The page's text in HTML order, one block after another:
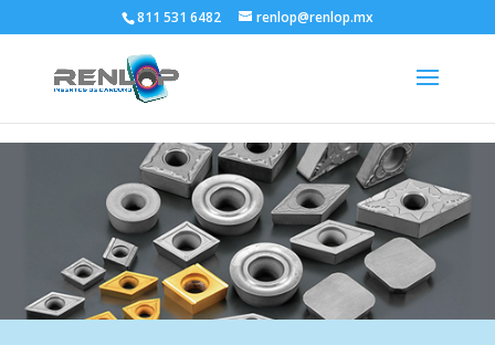
811 531 6482 renlop@renlop.mx